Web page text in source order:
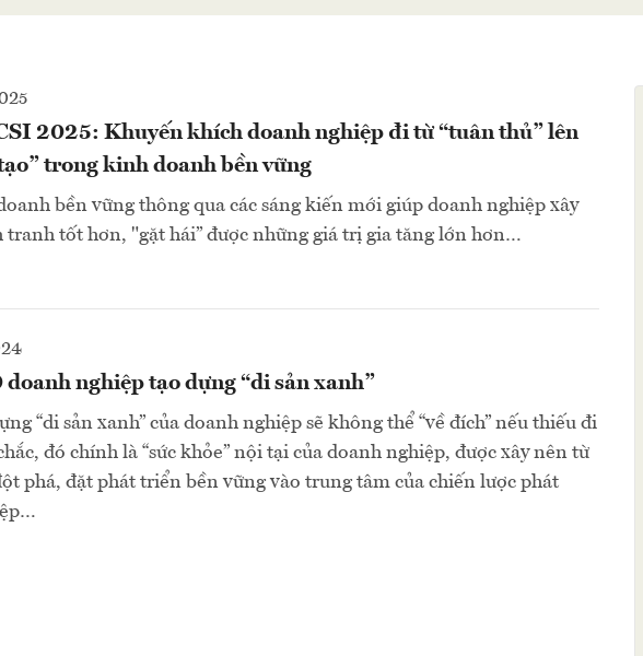
2025: Khuyến khích doanh nghiệp đi từ “tuân thủ” lên
trong kinh doanh bền vững
bền vững thông qua các sáng kiến mới giúp doanh nghiệp xây
tranh tốt hơn, "gặt hái” được những giá trị gia tăng lớn hơn…
nghiệp tạo dựng “di sản xanh”
“di sản xanh” của doanh nghiệp sẽ không thể “về đích” nếu thiếu đi
đó chính là “sức khỏe” nội tại của doanh nghiệp, được xây nên từ
phá, đặt phát triển bền vững vào trung tâm của chiến lược phát